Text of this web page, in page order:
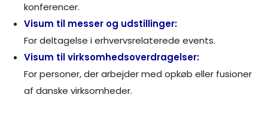
konferencer.
Visum til messer og udstillinger:
For deltagelse i erhvervsrelaterede events.
Visum til virksomhedsoverdragelser:
For personer, der arbejder med opkøb eller fusioner
af danske virksomheder.